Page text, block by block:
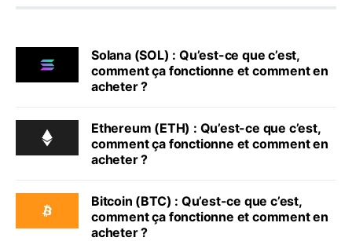
Solana (SOL) : Qu’est-ce que c’est,
comment ça fonctionne et comment en
acheter ?
Ethereum (ETH) : Qu’est-ce que c’est,
comment ça fonctionne et comment en
acheter ?
Bitcoin (BTC) : Qu’est-ce que c’est,
comment ça fonctionne et comment en
acheter ?